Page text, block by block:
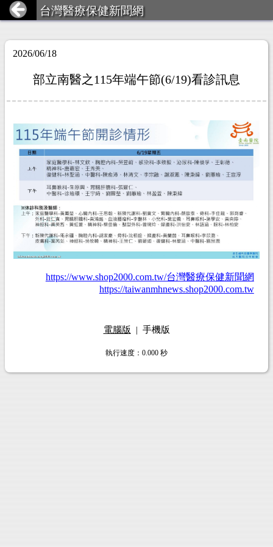
台灣醫療保健新聞網
2026/06/18
部立南醫之115年端午節(6/19)看診訊息
https://www.shop2000.com.tw/台灣醫療保健新聞網
https://taiwanmhnews.shop2000.com.tw
電腦版 | 手機版
執行速度 ：0.000 秒